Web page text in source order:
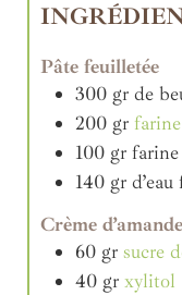
Pâte feuilletée
300 gr de
200 gr
100 gr
140 gr
Crème d’amande
60 gr sucre
40 gr xylitol